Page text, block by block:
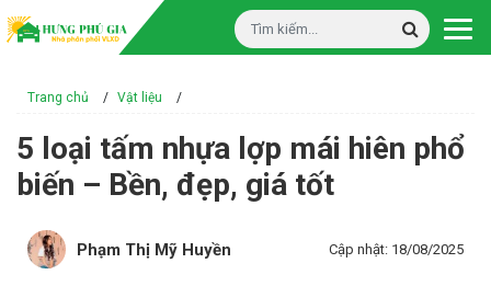
Trang chủ / Vật liệu /
5 loại tấm nhựa lợp mái hiên phổ
biến – Bền, đẹp, giá tốt
Phạm Thị Mỹ Huyền Cập nhật: 18/08/2025